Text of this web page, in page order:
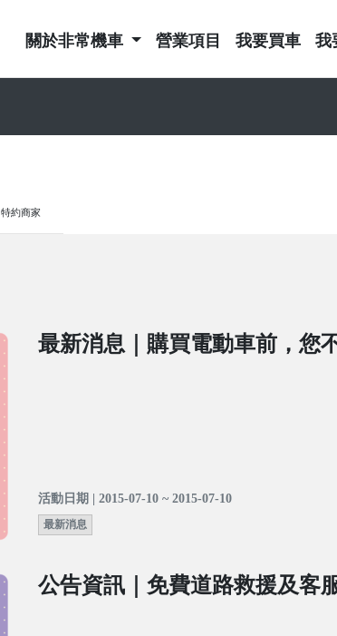
關於非常機車 營業項目 我要買車 我
特約商家
最新消息｜購買電動車前，您
活動日期 | 2015-07-10 ~ 2015-07-10
最新消息
公告資訊｜免費道路救援及客